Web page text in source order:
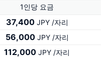
1인당 요금
37,400JPY /자리
56,000JPY /자리
112,000 JPY /자리